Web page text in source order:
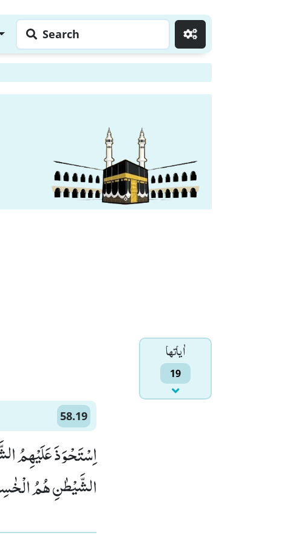
Search
اٰياتها
19
58.19
اِسْتَحْوَذَ عَلَیْهِمُ
الشَّیْطٰنِ هُمُ